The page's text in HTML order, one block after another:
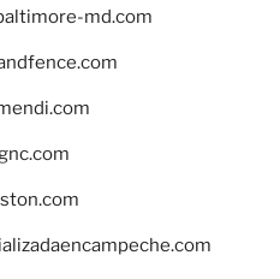
md.com